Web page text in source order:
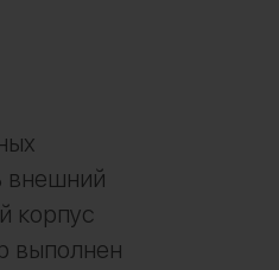
внешний
корпус
выполнен